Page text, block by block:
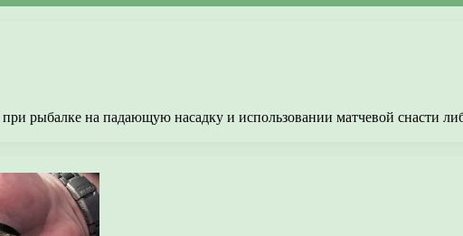
рыбалке на падающую насадку и использовании матчевой снасти